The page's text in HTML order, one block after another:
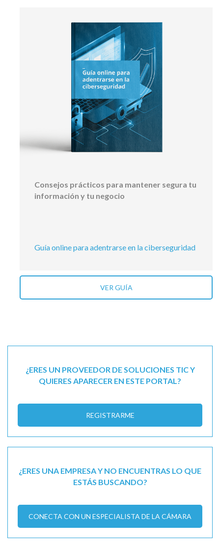
Consejos prácticos para mantener segura tu
información y tu negocio
Guía online para adentrarse en la ciberseguridad
VER GUÍA
¿ERES UN PROVEEDOR DE SOLUCIONES TIC Y
QUIERES APARECER EN ESTE PORTAL?
REGISTRARME
¿ERES UNA EMPRESA Y NO ENCUENTRAS LO QUE
ESTÁS BUSCANDO?
CONECTA CON UN ESPECIALISTA DE LA CÁMARA